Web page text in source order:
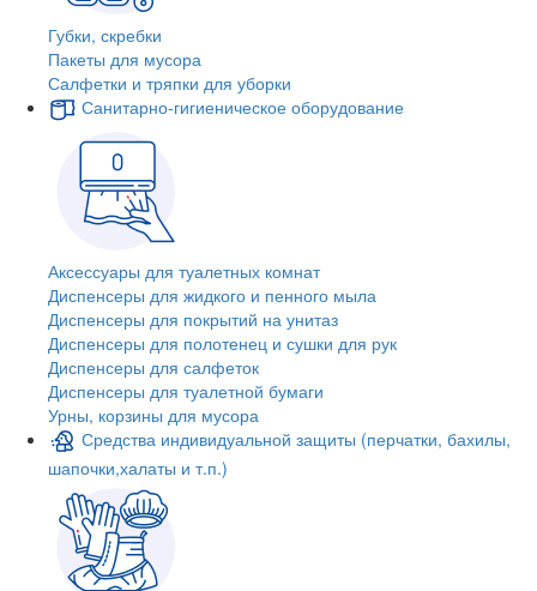
Губки, скребки
Пакеты для мусора
Салфетки и тряпки для уборки
Санитарно-гигиеническое оборудование
Аксессуары для туалетных комнат
Диспенсеры для жидкого и пенного мыла
Диспенсеры для покрытий на унитаз
Диспенсеры для полотенец и сушки для рук
Диспенсеры для салфеток
Диспенсеры для туалетной бумаги
Урны, корзины для мусора
Средства индивидуальной защиты (перчатки, бахилы,
шапочки,халаты и т.п.)